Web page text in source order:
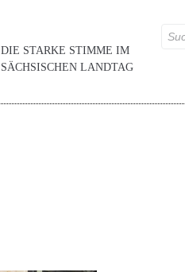
DIE STARKE STIMME IM
SÄCHSISCHEN LANDTAG